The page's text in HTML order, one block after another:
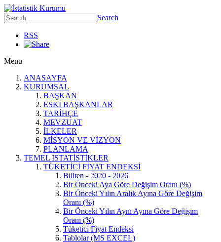
Search
RSS
Menu
ANASAYFA
KURUMSAL
BAŞKAN
ESKİ BAŞKANLAR
TARİHÇE
MEVZUAT
İLKELER
MİSYON VE VİZYON
PLANLAMA
TEMEL İSTATİSTİKLER
TÜKETİCİ FİYAT ENDEKSİ
Bülten - 2020 - 2026
Bir Önceki Aya Göre Değişim Oranı (%)
Bir Önceki Yılın Aralık Ayına Göre Değişim
Oranı (%)
Bir Önceki Yılın Aynı Ayına Göre Değişim
Oranı (%)
Tüketici Fiyat Endeksi
Tablolar (MS EXCEL)